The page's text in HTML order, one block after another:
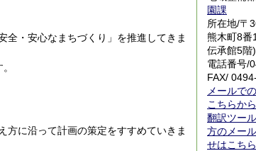
・安心なまちづくり」を推進してきま
に沿って計画の策定をすすめていきま
園課
所在地/〒
熊木町8番
伝承館5階)
電話番号/
FAX/
メールで
こちらから
翻訳ツー
方のメー
せはこち